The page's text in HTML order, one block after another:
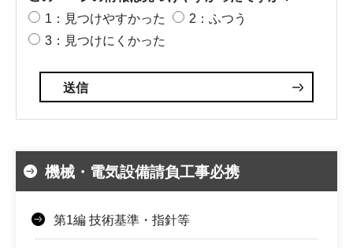
1：見つけやすかった
2：ふつう
3：見つけにくかった
機械・電気設備請負工事必携
第1編 技術基準・指針等